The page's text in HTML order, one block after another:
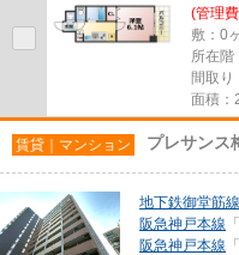
(管理
敷：0
所在階
間取り
面積：
賃貸｜マンション プレサンス
地下鉄御堂筋線
阪急神戸本線 「
阪急神戸本線 「